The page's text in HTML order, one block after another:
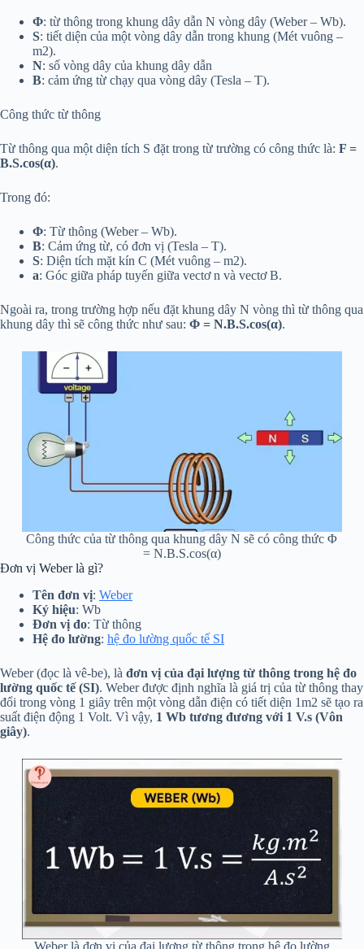
Φ: từ thông trong khung dây dẫn N vòng dây (Weber – Wb).
S: tiết diện của một vòng dây dẫn trong khung (Mét vuông –
m2).
N: số vòng dây của khung dây dẫn
B: cảm ứng từ chạy qua vòng dây (Tesla – T).
Công thức từ thông
Từ thông qua một diện tích S đặt trong từ trường có công thức là: F =
B.S.cos(α).
Trong đó:
Φ: Từ thông (Weber – Wb).
B: Cảm ứng từ, có đơn vị (Tesla – T).
S: Diện tích mặt kín C (Mét vuông – m2).
a: Góc giữa pháp tuyến giữa vectơ n và vectơ B.
Ngoài ra, trong trường hợp nếu đặt khung dây N vòng thì từ thông qua
khung dây thì sẽ công thức như sau: Φ = N.B.S.cos(α).
Công thức của từ thông qua khung dây N sẽ có công thức Φ
= N.B.S.cos(α)
Đơn vị Weber là gì?
Tên đơn vị: Weber
Ký hiệu: Wb
Đơn vị đo: Từ thông
Hệ đo lường: hệ đo lường quốc tế SI
Weber (đọc là vê-be), là đơn vị của đại lượng từ thông trong hệ đo
lường quốc tế (SI). Weber được định nghĩa là giá trị của từ thông thay
đổi trong vòng 1 giây trên một vòng dẫn điện có tiết diện 1m2 sẽ tạo ra
suất điện động 1 Volt. Vì vậy, 1 Wb tương đương với 1 V.s (Vôn
giây).